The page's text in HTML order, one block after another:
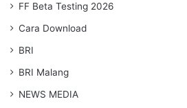
FF Beta Testing 2026
Cara Download
BRI
BRI Malang
NEWS MEDIA